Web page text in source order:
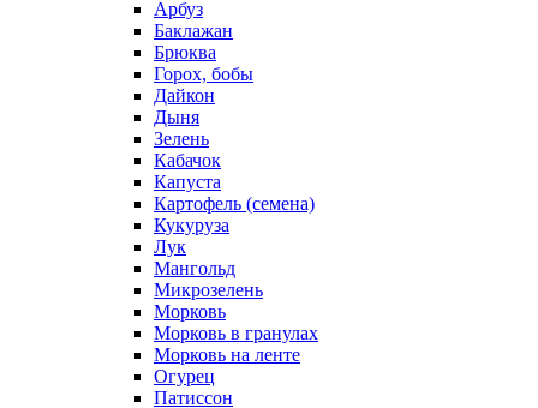
Арбуз
Баклажан
Брюква
Горох, бобы
Дайкон
Дыня
Зелень
Кабачок
Капуста
Картофель (семена)
Кукуруза
Лук
Мангольд
Микрозелень
Морковь
Морковь в гранулах
Морковь на ленте
Огурец
Патиссон